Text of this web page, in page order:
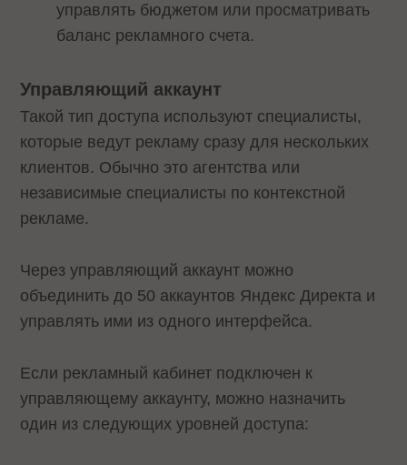
управлять бюджетом или просматривать
баланс рекламного счета.
Управляющий аккаунт
Такой тип доступа используют специалисты,
которые ведут рекламу сразу для нескольких
клиентов. Обычно это агентства или
независимые специалисты по контекстной
рекламе.
Через управляющий аккаунт можно
объединить до 50 аккаунтов Яндекс Директа и
управлять ими из одного интерфейса.
Если рекламный кабинет подключен к
управляющему аккаунту, можно назначить
один из следующих уровней доступа: